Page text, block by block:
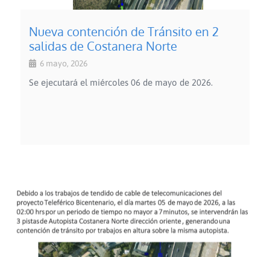
Nueva contención de Tránsito en 2
salidas de Costanera Norte
6 mayo, 2026
Se ejecutará el miércoles 06 de mayo de 2026.